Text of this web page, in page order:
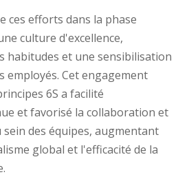
ces efforts dans la phase
culture d'excellence,
habitudes et une sensibilisation
employés. Cet engagement
6S a facilité
et favorisé la collaboration et
des équipes, augmentant
global et l'efficacité de la